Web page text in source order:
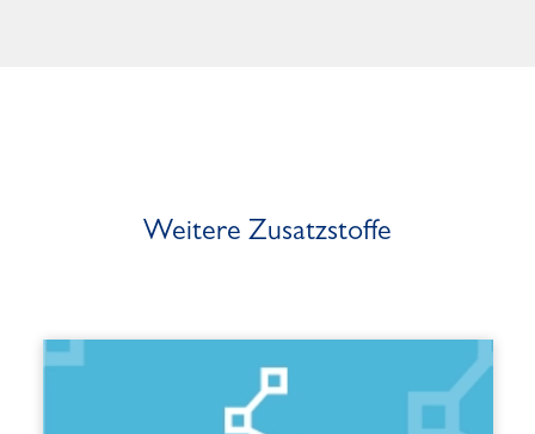
Weitere Zusatzstoffe